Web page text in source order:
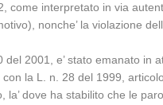
interpretato in via
nonche’ la violazione
2001, e’ stato emanato
la L. n. 28 del 1999,
dove ha stabilito che le